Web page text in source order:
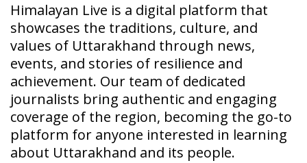
Himalayan Live is a digital platform that
showcases the traditions, culture, and
values of Uttarakhand through news,
events, and stories of resilience and
achievement. Our team of dedicated
journalists bring authentic and engaging
coverage of the region, becoming the go-to
platform for anyone interested in learning
about Uttarakhand and its people.